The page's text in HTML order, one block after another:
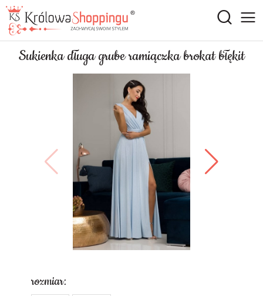
Sukienka długa grube ramiączka brokat błękit
rozmiar: